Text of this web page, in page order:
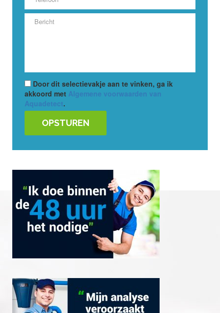
Door dit selectievakje aan te vinken, ga ik
akkoord met Algemene voorwaarden van
Aquadetect.